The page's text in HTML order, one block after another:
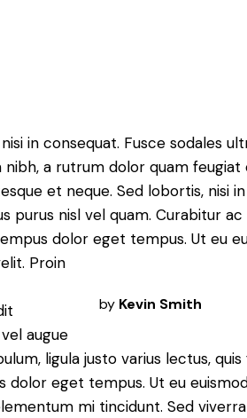
in consequat. Fusce sodales
a rutrum dolor quam feugiat
et neque. Sed lobortis, nisi
purus nisl vel quam. Curabitur
dolor eget tempus. Ut eu
by Kevin Smith
Proin
augue
ligula justo varius lectus, quis
eget tempus. Ut eu
mi tincidunt. Sed